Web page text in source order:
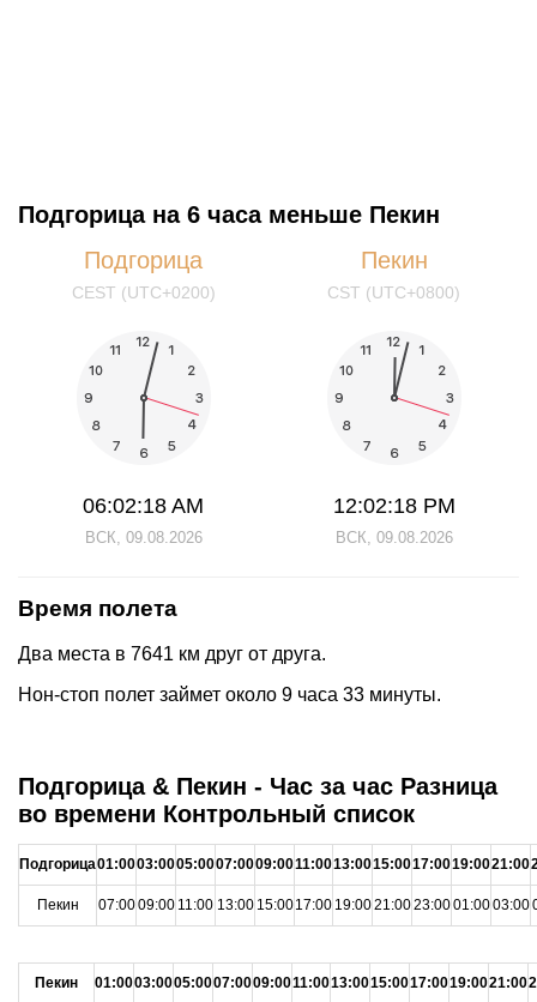
Подгорица на 6 часа меньше Пекин
Подгорица
CEST (UTC+0200)
06:02:18 AM
ВСК, 09.08.2026
Пекин
CST (UTC+0800)
12:02:18 PM
ВСК, 09.08.2026
Время полета
Два места в 7641 км друг от друга.
Нон-стоп полет займет около 9 часа 33 минуты.
Подгорица & Пекин - Час за час Разница
во времени Контрольный список
Подгорица01:0003:0005:0007:0009:0011:0013:0015:0017:0019:0021:00
Пекин 07:0009:00 11:00 13:00 15:0017:00 19:0021:0023:0001:0003:00
Пекин 01:0003:0005:0007:0009:0011:0013:0015:0017:0019:0021:00